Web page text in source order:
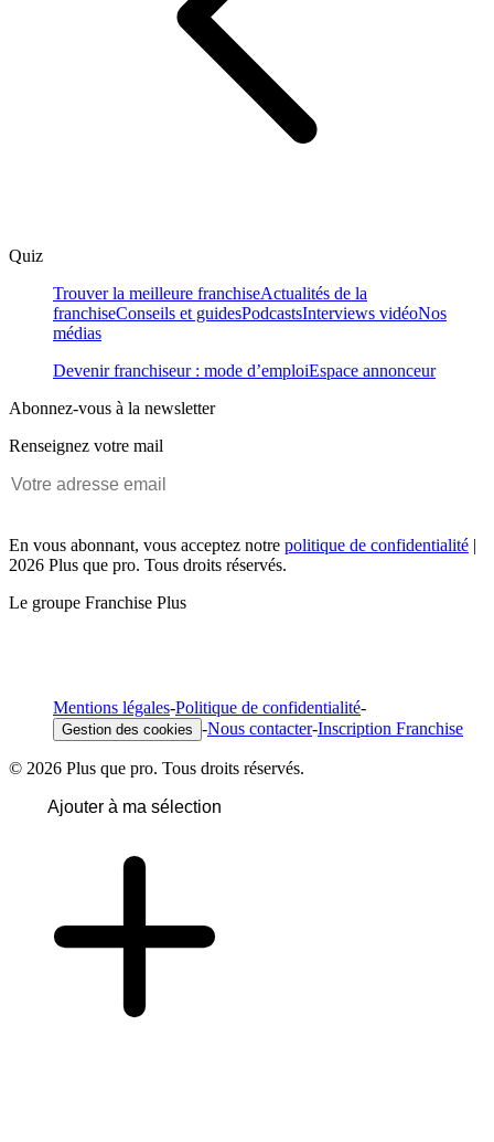
Quiz
Trouver la meilleure franchiseActualités de la
franchiseConseils et guidesPodcastsInterviews vidéoNos
médias
Devenir franchiseur : mode d’emploiEspace annonceur
Abonnez-vous à la newsletter
Renseignez votre mail
En vous abonnant, vous acceptez notre politique de confidentialité |
2026 Plus que pro. Tous droits réservés.
Le groupe Franchise Plus
Mentions légales-Politique de confidentialité-
Gestion des cookies -Nous contacter-Inscription Franchise
© 2026 Plus que pro. Tous droits réservés.
Ajouter à ma sélection